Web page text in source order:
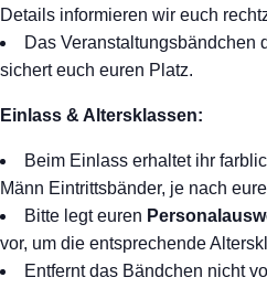
Details informieren wir euch
Das Veranstaltungsbändchen
sichert euch euren Platz.
Einlass & Altersklassen:
Beim Einlass erhaltet ihr
Männ Eintrittsbänder, je nach
Bitte legt euren
vor, um die entsprechende
Entfernt das Bändchen nicht